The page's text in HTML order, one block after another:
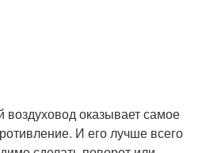
оказывает самое
И его лучше всего